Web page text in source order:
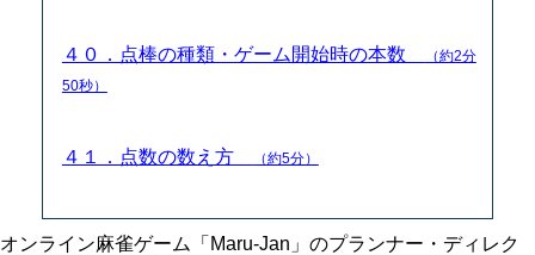
４０．点棒の種類・ゲーム開始時の本数
（約2分
50秒）
４１．点数の数え方 （約5分）
オンライン麻雀ゲーム「Maru-Jan」のプランナー・ディレク